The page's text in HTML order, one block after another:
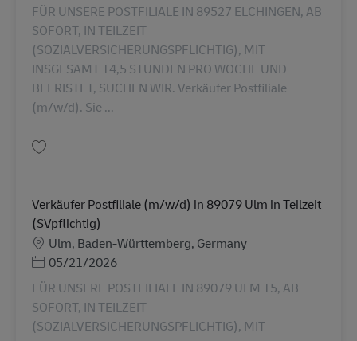
FÜR UNSERE POSTFILIALE IN 89527 ELCHINGEN, AB
SOFORT, IN TEILZEIT
(SOZIALVERSICHERUNGSPFLICHTIG), MIT
INSGESAMT 14,5 STUNDEN PRO WOCHE UND
BEFRISTET, SUCHEN WIR. Verkäufer Postfiliale
(m/w/d). Sie ...
Verkäufer Postfiliale (m/w/d) in 89079 Ulm in Teilzeit
(SVpflichtig)
Lokation
Ulm, Baden-Württemberg, Germany
Posted Date
05/21/2026
FÜR UNSERE POSTFILIALE IN 89079 ULM 15, AB
SOFORT, IN TEILZEIT
(SOZIALVERSICHERUNGSPFLICHTIG), MIT